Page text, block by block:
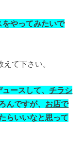
やってみたいで
て下さい。
ュースして、チラシ
んですが、 お店で
らいいなと思って